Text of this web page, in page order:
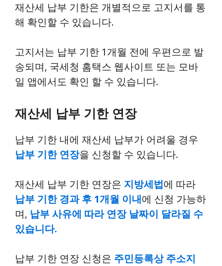
재산세 납부 기한은 개별적으로 고지서를 통
해 확인할 수 있습니다.
고지서는 납부 기한 1개월 전에 우편으로 발
송되며, 국세청 홈택스 웹사이트 또는 모바
일 앱에서도 확인 할 수 있습니다.
재산세 납부 기한 연장
납부 기한 내에 재산세 납부가 어려울 경우
납부 기한 연장을 신청할 수 있습니다.
재산세 납부 기한 연장은 지방세법에 따라
납부 기한 경과 후 1개월 이내에 신청 가능하
며, 납부 사유에 따라 연장 날짜이 달라질 수
있습니다.
납부 기한 연장 신청은 주민등록상 주소지